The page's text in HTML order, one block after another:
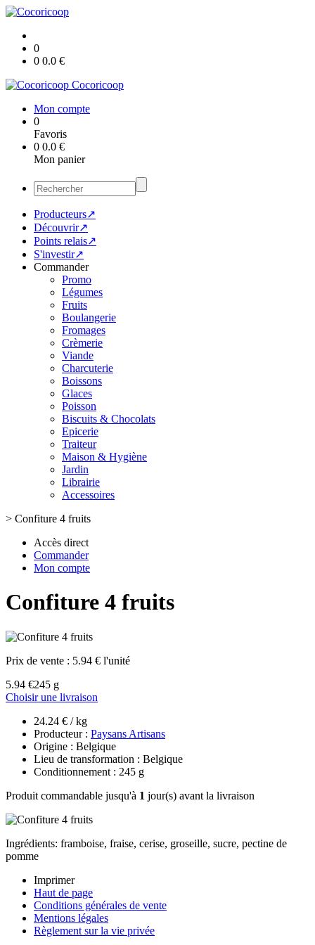
0
0 0.0 €
Cocoricoop
Mon compte
0
Favoris
0 0.0 €
Mon panier
Producteurs↗
Découvrir↗
Points relais↗
S'investir↗
Commander
Promo
Légumes
Fruits
Boulangerie
Fromages
Crèmerie
Viande
Charcuterie
Boissons
Glaces
Poisson
Biscuits & Chocolats
Epicerie
Traiteur
Maison & Hygiène
Jardin
Librairie
Accessoires
> Confiture 4 fruits
Accès direct
Commander
Mon compte
Confiture 4 fruits
Prix de vente : 5.94 € l'unité
5.94 €245 g
Choisir une livraison
24.24 € / kg
Producteur : Paysans Artisans
Origine : Belgique
Lieu de transformation : Belgique
Conditionnement : 245 g
Produit commandable jusqu'à 1 jour(s) avant la livraison
Ingrédients: framboise, fraise, cerise, groseille, sucre, pectine de
pomme
Imprimer
Haut de page
Conditions générales de vente
Mentions légales
Règlement sur la vie privée